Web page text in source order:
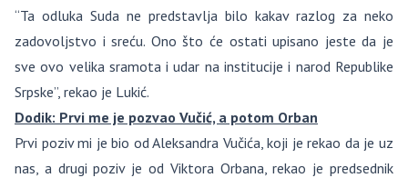
“Ta odluka Suda ne predstavlja bilo kakav razlog za neko
zadovoljstvo i sreću. Ono što će ostati upisano jeste da je
sve ovo velika sramota i udar na institucije i narod Republike
Srpske”, rekao je Lukić.
Dodik: Prvi me je pozvao Vučić, a potom Orban
Prvi poziv mi je bio od Aleksandra Vučića, koji je rekao da je uz
nas, a drugi poziv je od Viktora Orbana, rekao je predsednik